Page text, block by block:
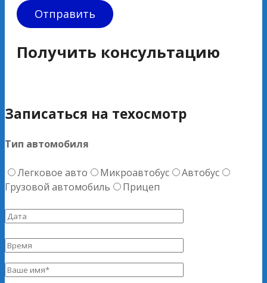
Получить консультацию
Записаться на техосмотр
Тип автомобиля
Легковое авто Микроавтобус
Автобус
Грузовой автомобиль
Прицеп